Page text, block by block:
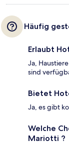
Häufig
Erlaubt
Ja,
sind
Bietet
Ja, es gibt
Welche
Mariotti ?